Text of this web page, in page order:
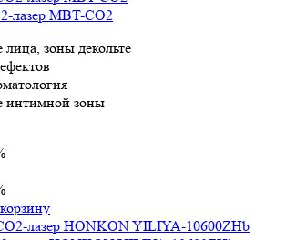
лазер MBT-CO2
зоны декольте
интимной зоны